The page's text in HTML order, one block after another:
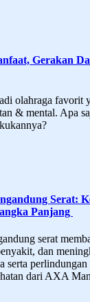
Gerakan
olahraga favorit
& mental. Apa
Serat:
Panjang
serat
dan
serta
dari AXA